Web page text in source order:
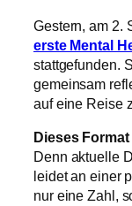
Gestern, am 2.
erste Mental
stattgefunden.
gemeinsam
auf eine Reise
Dieses
Denn aktuelle
leidet an einer
nur eine Zahl,